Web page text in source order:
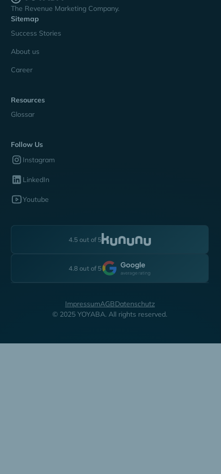
The Revenue Marketing Company.
Sitemap
Success Stories
About us
Career
Resources
Glossar
Follow Us
Instagram
LinkedIn
Youtube
4.5 out of 5
4.8 out of 5
© 2025 YOYABA. All rights reserved.
ImpressumAGBDatenschutz